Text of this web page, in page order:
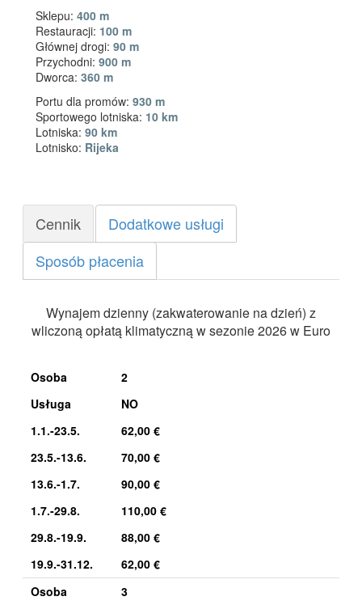
Sklepu: 400 m
Restauracji: 100 m
Głównej drogi: 90 m
Przychodni: 900 m
Dworca: 360 m
Portu dla promów: 930 m
Sportowego lotniska: 10 km
Lotniska: 90 km
Lotnisko: Rijeka
Cennik
Dodatkowe usługi
Sposób płacenia
Wynajem dzienny (zakwaterowanie na dzień) z
wliczoną opłatą klimatyczną w sezonie 2026 w Euro
Osoba
2
Usługa
NO
1.1.-23.5.
62,00 €
23.5.-13.6.
70,00 €
13.6.-1.7.
90,00 €
1.7.-29.8.
110,00 €
29.8.-19.9.
88,00 €
19.9.-31.12.
62,00 €
Osoba
3